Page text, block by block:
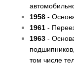
1958 -
1961 -
1963 -
том числе